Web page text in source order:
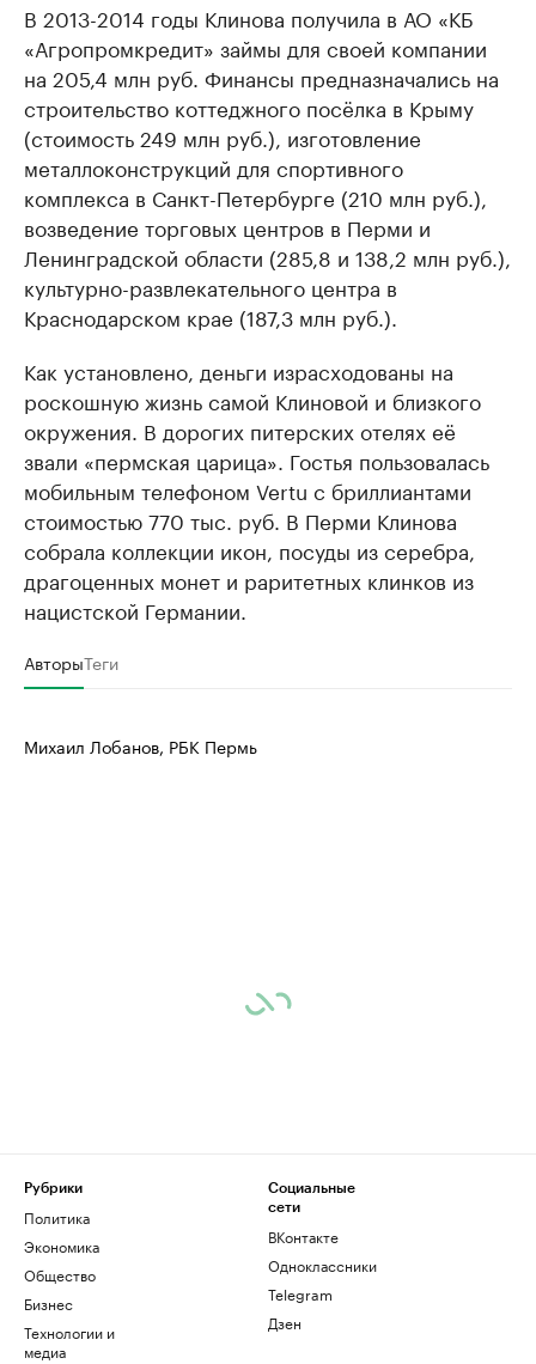
В 2013-2014 годы Клинова получила в АО «КБ
«Агропромкредит» займы для своей компании
на 205,4 млн руб. Финансы предназначались на
строительство коттеджного посёлка в Крыму
(стоимость 249 млн руб.), изготовление
металлоконструкций для спортивного
комплекса в Санкт-Петербурге (210 млн руб.),
возведение торговых центров в Перми и
Ленинградской области (285,8 и 138,2 млн руб.),
культурно-развлекательного центра в
Краснодарском крае (187,3 млн руб.).
Как установлено, деньги израсходованы на
роскошную жизнь самой Клиновой и близкого
окружения. В дорогих питерских отелях её
звали «пермская царица». Гостья пользовалась
мобильным телефоном Vertu с бриллиантами
стоимостью 770 тыс. руб. В Перми Клинова
собрала коллекции икон, посуды из серебра,
драгоценных монет и раритетных клинков из
нацистской Германии.
АвторыТеги
Михаил Лобанов, РБК Пермь
Рубрики
Политика
Экономика
Общество
Бизнес
Технологии и
медиа
Социальные
сети
ВКонтакте
Одноклассники
Telegram
Дзен